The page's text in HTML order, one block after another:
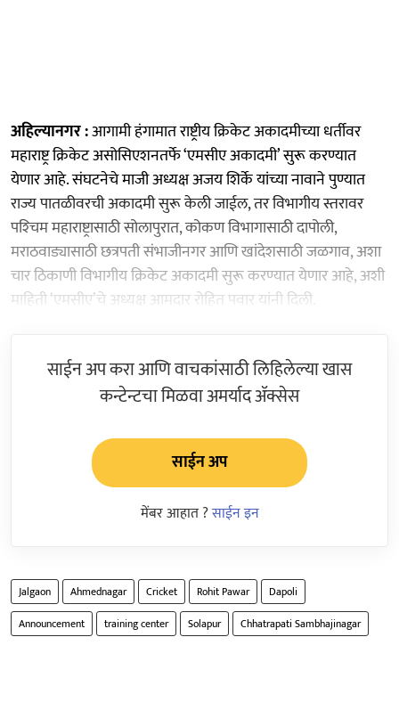
अहिल्यानगर :आगामी हंगामात राष्ट्रीय क्रिकेट अकादमीच्या धर्तीवर
महाराष्ट्र क्रिकेट असोसिएशनतर्फे ‘एमसीए अकादमी’ सुरू करण्यात
येणार आहे. संघटनेचे माजी अध्यक्ष अजय शिर्के यांच्या नावाने पुण्यात
राज्य पातळीवरची अकादमी सुरू केली जाईल, तर विभागीय स्तरावर
पश्‍चिम महाराष्ट्रासाठी सोलापुरात, कोकण विभागासाठी दापोली,
मराठवाड्यासाठी छत्रपती संभाजीनगर आणि खांदेशसाठी जळगाव, अशा
चार ठिकाणी विभागीय क्रिकेट अकादमी सुरू करण्यात येणार आहे, अशी
माहिती ‘एमसीए’चे अध्यक्ष आमदार रोहित पवार यांनी दिली.
साईन अप करा आणि वाचकांसाठी लिहिलेल्या खास
कन्टेन्टचा मिळवा अमर्याद ॲक्सेस
साईन अप
मेंबर आहात ?साईन इन
Jalgaon Ahmednagar Cricket Rohit Pawar
Dapoli
Announcement
training center Solapur Chhatrapati Sambhajinagar